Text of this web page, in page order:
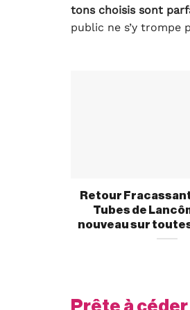
tons choisis sont
public ne s’y trompe
Retour
Tubes de
nouveau sur